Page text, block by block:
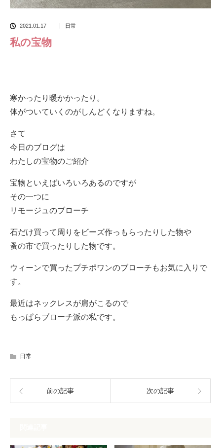
2021.01.17 日常
私の宝物
寒かったり暖かかったり。
体がついていくのがしんどくなりますね。
さて
今日のブログは
わたしの宝物のご紹介
宝物といえばいろいろあるのですが
その一つに
リモージュのブローチ
石だけ買って周りをビーズ作っもらったりした物や
蚤の市で買ったりした物です。
ウィーンで買ったプチポワンのブローチもお気に入りで
す。
最近はネックレスが肩がこるので
もっぱらブローチ派の私です。
日常
前の記事 次の記事